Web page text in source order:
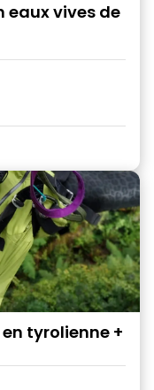
eaux vives de
tyrolienne +